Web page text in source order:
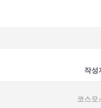
작성
코스모